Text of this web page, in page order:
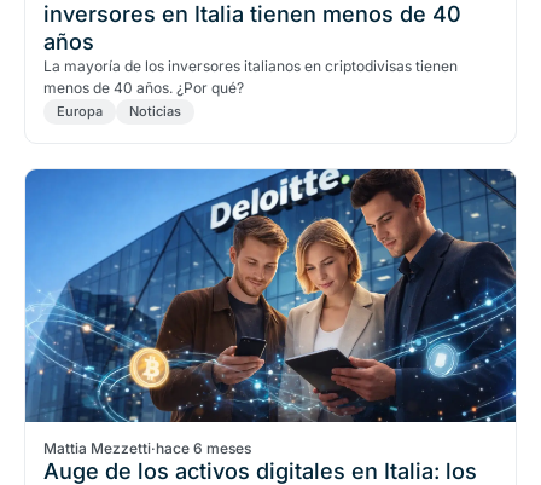
inversores en Italia tienen menos de 40
años
La mayoría de los inversores italianos en criptodivisas tienen
menos de 40 años. ¿Por qué?
Europa Noticias
Mattia Mezzetti·hace 6 meses
Auge de los activos digitales en Italia: los